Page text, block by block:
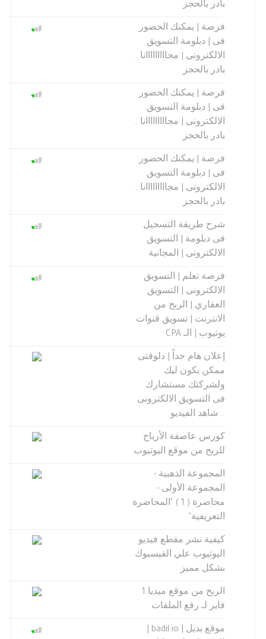
بادر بالحجز
فرصة | يمكنك الحضور
فى | دبلومة التسويق
الالكترونى | مجااااااااانا ..
بادر بالحجز
فرصة | يمكنك الحضور
فى | دبلومة التسويق
الالكترونى | مجااااااااانا ..
بادر بالحجز
فرصة | يمكنك الحضور
فى | دبلومة التسويق
الالكترونى | مجااااااااانا ..
بادر بالحجز
شرح طريقة التسجيل
فى دبلومة | التسويق
الالكترونى | المجانية
فرصة تعلم | التسويق
الالكترونى | التسويق
العقاري | الربح من
الانترنت | تسويق قنوات
يوتيوب | الـ CPA
إعلان هام جداً | دلوقتى
ممكن يكون ليك
ولشركتك مستشارك
فى التسويق الالكترونى
.. شاهد الفيديو
كورس عاصفة الأرباح
للربح من موقع اليوتيوب
المجموعة الذهبية -
المجموعة الأولى -
محاضرة ( 1 ) "المحاضرة
التعريفية"
كيفية نشر مقطع فيديو
اليوتيوب علي الفيسبوك
بشكل مميز
الربح من موقع ميديا 1
فاير لـ رفع الملفات